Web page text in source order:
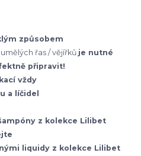
způsobem
řas / vějířků je nutné
připravit!
vždy
a líčidel
z kolekce Lilibet
liquidy z kolekce Lilibet